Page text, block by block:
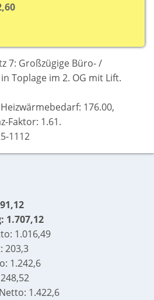
7: Großzügige Büro- /
Toplage im 2. OG mit Lift.
176.00,
Faktor: 1.61.
1112
1.707,12
1.016,49
203,3
1.242,6
1.422,6